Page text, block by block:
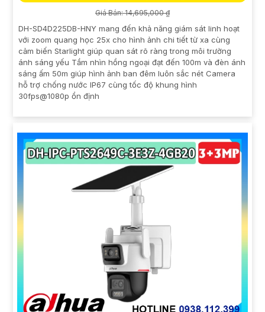
Giá Bán: 14,695,000 ₫
DH-SD4D225DB-HNY mang đến khả năng giám sát linh hoạt
với zoom quang học 25x cho hình ảnh chi tiết từ xa cùng
cảm biến Starlight giúp quan sát rõ ràng trong môi trường
ánh sáng yếu Tầm nhìn hồng ngoại đạt đến 100m và đèn ánh
sáng ấm 50m giúp hình ảnh ban đêm luôn sắc nét Camera
hỗ trợ chống nước IP67 cùng tốc độ khung hình
30fps@1080p ổn định